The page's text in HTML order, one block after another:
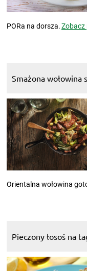
PORa na dorsza.Zobacz
Smażona wołowina
Orientalna wołowina
Pieczony łosoś na